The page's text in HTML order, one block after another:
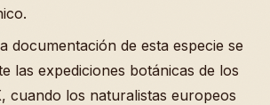
documentación de esta especie se
las expediciones botánicas de los
cuando los naturalistas europeos